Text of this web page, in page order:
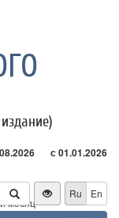
08.2026 с 01.01.2026
месяц
Ru En